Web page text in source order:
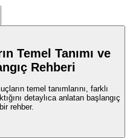
Temel Tanımı ve
Rehberi
temel tanımlarını, farklı
detaylıca anlatan başlangıç
rehber.